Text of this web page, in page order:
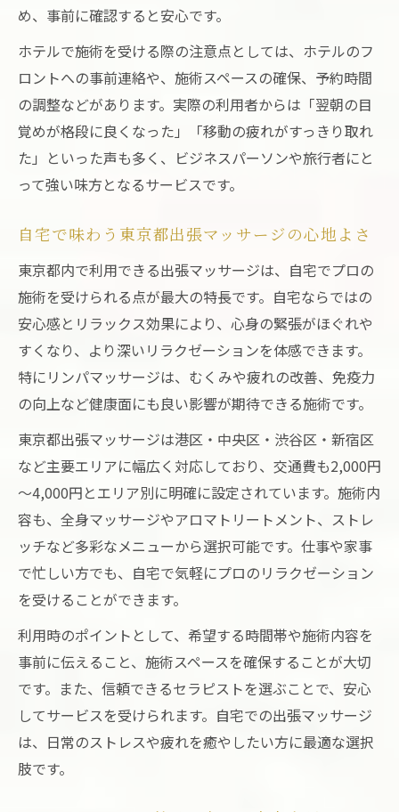
め、事前に確認すると安心です。
ホテルで施術を受ける際の注意点としては、ホテルのフ
ロントへの事前連絡や、施術スペースの確保、予約時間
の調整などがあります。実際の利用者からは「翌朝の目
覚めが格段に良くなった」「移動の疲れがすっきり取れ
た」といった声も多く、ビジネスパーソンや旅行者にと
って強い味方となるサービスです。
自宅で味わう東京都出張マッサージの心地よさ
東京都内で利用できる出張マッサージは、自宅でプロの
施術を受けられる点が最大の特長です。自宅ならではの
安心感とリラックス効果により、心身の緊張がほぐれや
すくなり、より深いリラクゼーションを体感できます。
特にリンパマッサージは、むくみや疲れの改善、免疫力
の向上など健康面にも良い影響が期待できる施術です。
東京都出張マッサージは港区・中央区・渋谷区・新宿区
など主要エリアに幅広く対応しており、交通費も2,000円
～4,000円とエリア別に明確に設定されています。施術内
容も、全身マッサージやアロマトリートメント、ストレ
ッチなど多彩なメニューから選択可能です。仕事や家事
で忙しい方でも、自宅で気軽にプロのリラクゼーション
を受けることができます。
利用時のポイントとして、希望する時間帯や施術内容を
事前に伝えること、施術スペースを確保することが大切
です。また、信頼できるセラピストを選ぶことで、安心
してサービスを受けられます。自宅での出張マッサージ
は、日常のストレスや疲れを癒やしたい方に最適な選択
肢です。